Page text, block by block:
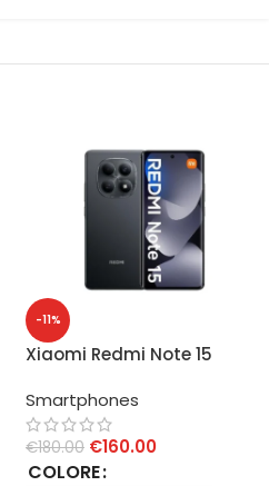
-11%
Xiaomi Redmi Note 15
Smartphones
€180.00 €160.00
COLORE